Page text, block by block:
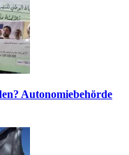
Autonomiebehörde